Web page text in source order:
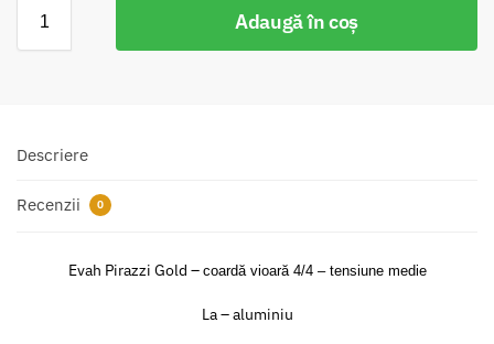
Adaugă în coș
Descriere
Recenzii 0
Evah Pirazzi Gold – coardă vioară 4/4 – tensiune medie
La – aluminiu